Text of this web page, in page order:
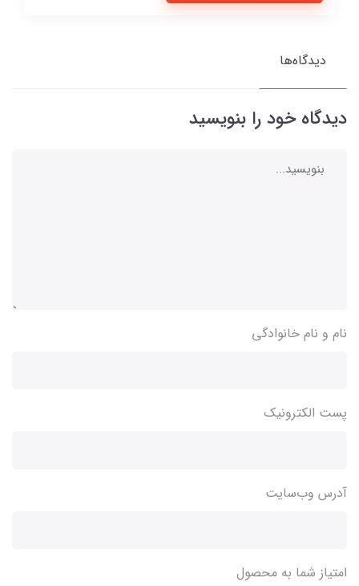
دیدگاه‌ها
دیدگاه خود را بنویسید
نام و نام خانوادگی
پست الکترونیک
آدرس وب‌سایت
امتیاز شما به محصول